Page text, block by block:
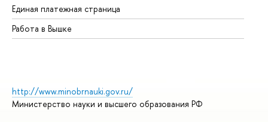
Единая платежная страница
Работа в Вышке
http://www.minobrnauki.gov.ru/
Министерство науки и высшего образования РФ